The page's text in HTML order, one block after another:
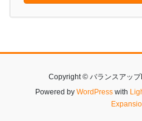
Copyright © バランスアッ
Powered by WordPresswith